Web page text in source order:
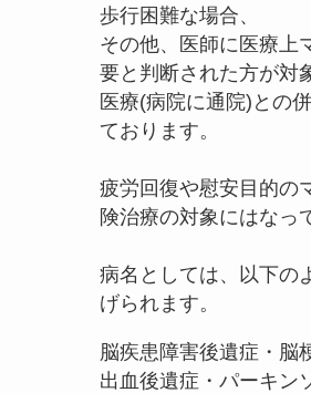
歩行困難な場合、
その他、医師に医療上
要と判断された方が対
医療(病院に通院)との
ております。
疲労回復や慰安目的の
険治療の対象にはなっ
病名としては、以下の
げられます。
脳疾患障害後遺症・脳
出血後遺症・パーキン